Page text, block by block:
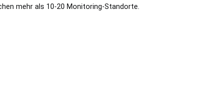
mehr als 10-20 Monitoring-Standorte.